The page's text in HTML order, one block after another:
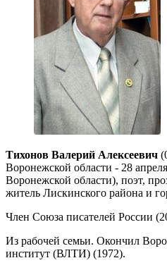
Тихонов Валерий Алексеевич
Воронежской области - 28
Воронежской области), поэт,
житель Лискинского района и
Член Союза писателей России
Из рабочей семьи. Окончил
институт (ВЛТИ) (1972).